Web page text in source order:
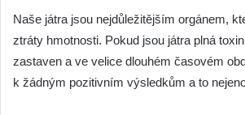
Naše játra jsou nejdůležitějším orgánem,
ztráty hmotnosti. Pokud jsou játra plná
zastaven a ve velice dlouhém časovém
k žádným pozitivním výsledkům a to